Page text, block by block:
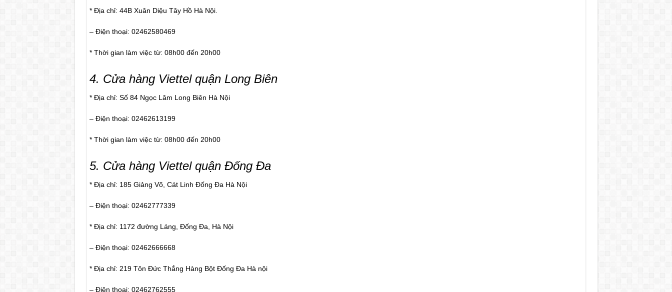
* Địa chỉ: 44B Xuân Diệu Tây Hồ Hà Nội.
– Điện thoại: 02462580469
* Thời gian làm việc từ: 08h00 đến 20h00
4. Cửa hàng Viettel quận Long Biên
* Địa chỉ: Số 84 Ngọc Lâm Long Biên Hà Nội
– Điện thoại: 02462613199
* Thời gian làm việc từ: 08h00 đến 20h00
5. Cửa hàng Viettel quận Đống Đa
* Địa chỉ: 185 Giảng Võ, Cát Linh Đống Đa Hà Nội
– Điện thoại: 02462777339
* Địa chỉ: 1172 đường Láng, Đống Đa, Hà Nội
– Điện thoại: 02462666668
* Địa chỉ: 219 Tôn Đức Thắng Hàng Bột Đống Đa Hà nội
– Điện thoại: 02462762555